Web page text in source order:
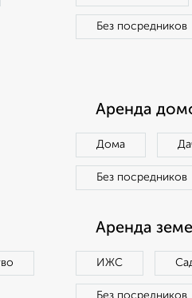
Без посредников
Аренда
Дома
Без посредников
Аренда
ИЖС
Без посредников